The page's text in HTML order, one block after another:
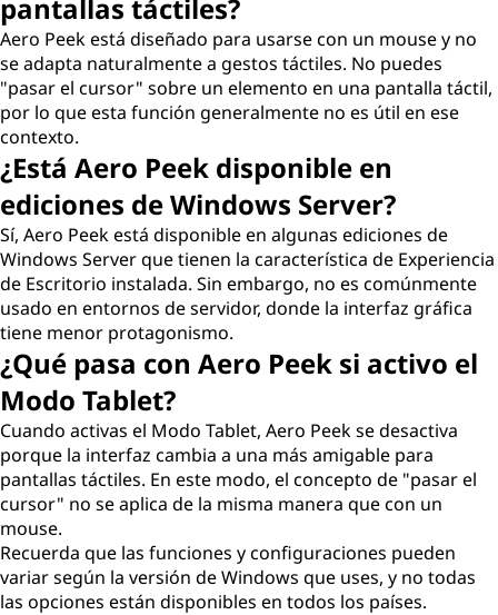
pantallas táctiles?
Aero Peek está diseñado para usarse con un mouse y no
se adapta naturalmente a gestos táctiles. No puedes
"pasar el cursor" sobre un elemento en una pantalla táctil,
por lo que esta función generalmente no es útil en ese
contexto.
¿Está Aero Peek disponible en
ediciones de Windows Server?
Sí, Aero Peek está disponible en algunas ediciones de
Windows Server que tienen la característica de Experiencia
de Escritorio instalada. Sin embargo, no es comúnmente
usado en entornos de servidor, donde la interfaz gráfica
tiene menor protagonismo.
¿Qué pasa con Aero Peek si activo el
Modo Tablet?
Cuando activas el Modo Tablet, Aero Peek se desactiva
porque la interfaz cambia a una más amigable para
pantallas táctiles. En este modo, el concepto de "pasar el
cursor" no se aplica de la misma manera que con un
mouse.
Recuerda que las funciones y configuraciones pueden
variar según la versión de Windows que uses, y no todas
las opciones están disponibles en todos los países.